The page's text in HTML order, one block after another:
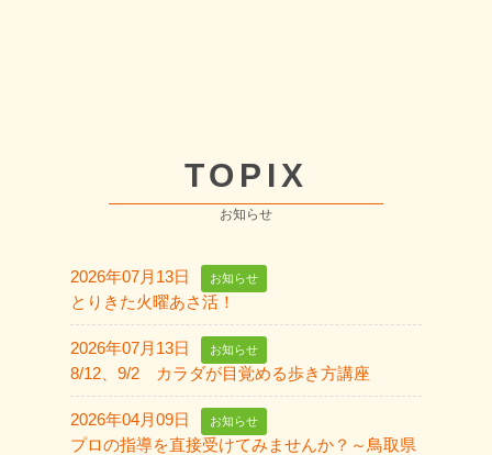
TOPIX
お知らせ
2026年07月13日 お知らせ
とりきた火曜あさ活！
2026年07月13日 お知らせ
8/12、9/2 カラダが目覚める歩き方講座
2026年04月09日 お知らせ
プロの指導を直接受けてみませんか？～鳥取県